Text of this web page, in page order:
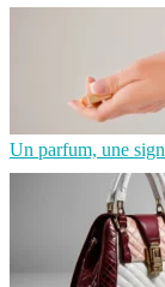
Un parfum, une